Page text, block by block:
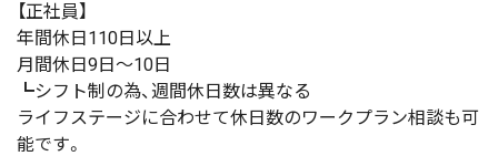
【正社員】
年間休日110日以上
月間休日9日～10日
┗シフト制の為、週間休日数は異なる
ライフステージに合わせて休日数のワークプラン相談も可
能です。